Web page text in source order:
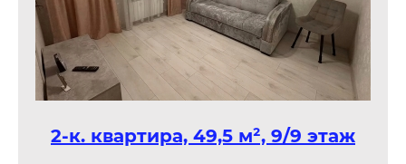
2-к. квартира, 49,5 м², 9/9 этаж